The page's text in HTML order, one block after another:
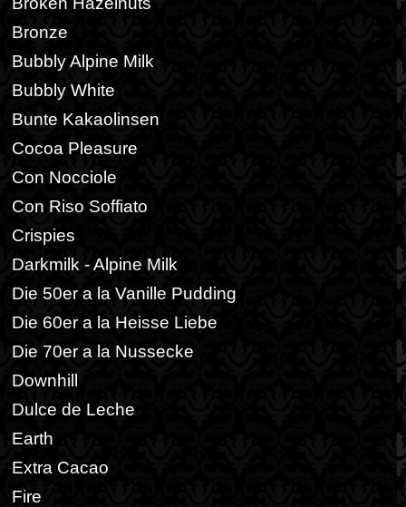
Bronze
Bubbly Alpine Milk
Bubbly White
Bunte Kakaolinsen
Cocoa Pleasure
Con Nocciole
Con Riso Soffiato
Crispies
Darkmilk - Alpine Milk
Die 50er a la Vanille Pudding
Die 60er a la Heisse Liebe
Die 70er a la Nussecke
Downhill
Dulce de Leche
Earth
Extra Cacao
Fire